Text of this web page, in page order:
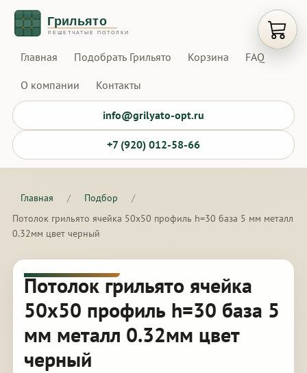
Главная Подобрать Грильято Корзина FAQ
О компании Контакты
info@grilyato-opt.ru
+7 (920) 012-58-66
Главная / Подбор
/
Потолок грильято ячейка 50х50 профиль h=30 база 5 мм металл
0.32мм цвет черный
Потолок грильято ячейка
50х50 профиль h=30 база 5
мм металл 0.32мм цвет
черный